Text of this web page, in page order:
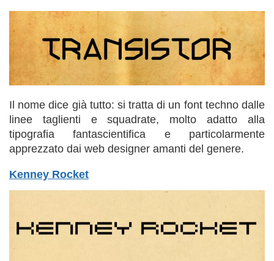
Il nome dice già tutto: si tratta di un font techno dalle
linee taglienti e squadrate, molto adatto alla
tipografia fantascientifica e particolarmente
apprezzato dai web designer amanti del genere.
Kenney Rocket